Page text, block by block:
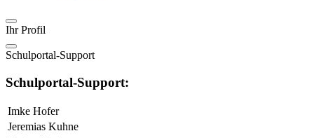
Ihr Profil
Schulportal-Support
Schulportal-Support:
Imke Hofer
Jeremias Kuhne